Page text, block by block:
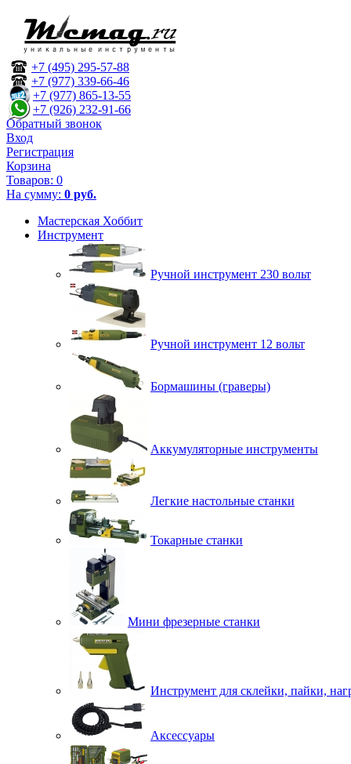
+7 (495) 295-57-88
+7 (977) 339-66-46
+7 (977) 865-13-55
+7 (926) 232-91-66
Обратный звонок
Вход
Регистрация
Корзина
Товаров: 0
На сумму: 0 руб.
Мастерская Хоббит
Инструмент
Ручной инструмент 230 вольт
Ручной инструмент 12 вольт
Бормашины (граверы)
Аккумуляторные инструменты
Легкие настольные станки
Токарные станки
Мини фрезерные станки
Инструмент для склейки, пайки,
Аксессуары